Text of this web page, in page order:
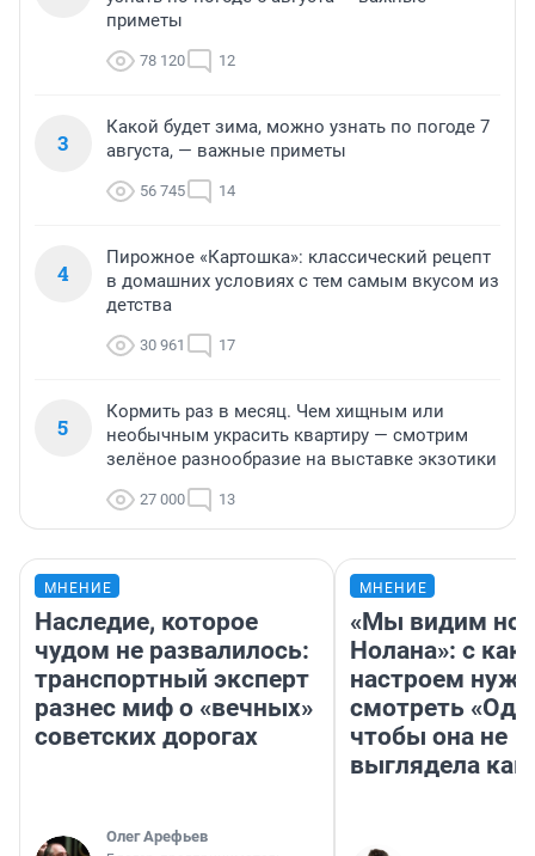
приметы
78 120 12
3
Какой будет зима, можно узнать по погоде 7
августа, — важные приметы
56 745 14
4
Пирожное «Картошка»: классический рецепт
в домашних условиях с тем самым вкусом из
детства
30 961 17
5
Кормить раз в месяц. Чем хищным или
необычным украсить квартиру — смотрим
зелёное разнообразие на выставке экзотики
27 000 13
МНЕНИЕ
Наследие, которое
чудом не развалилось:
транспортный эксперт
разнес миф о «вечных»
советских дорогах
Олег Арефьев
МНЕНИЕ
«Мы видим
Нолана»: с
настроем
смотреть
чтобы она не
выглядела как